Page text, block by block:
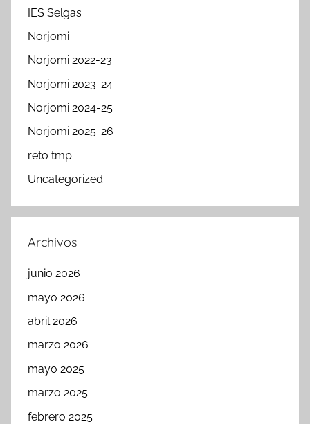
IES Selgas
Norjomi
Norjomi 2022-23
Norjomi 2023-24
Norjomi 2024-25
Norjomi 2025-26
reto tmp
Uncategorized
Archivos
junio 2026
mayo 2026
abril 2026
marzo 2026
mayo 2025
marzo 2025
febrero 2025